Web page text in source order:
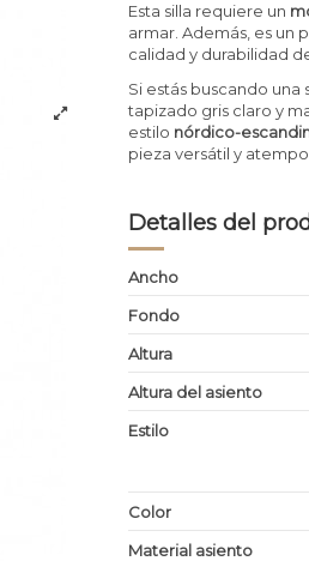
Esta silla requiere un
armar. Además, es un
calidad y durabilidad
Si estás buscando una
tapizado gris claro y
estilo nórdico-
pieza versátil y
Detalles del
Ancho
Fondo
Altura
Altura del asiento
Estilo
Color
Material asiento